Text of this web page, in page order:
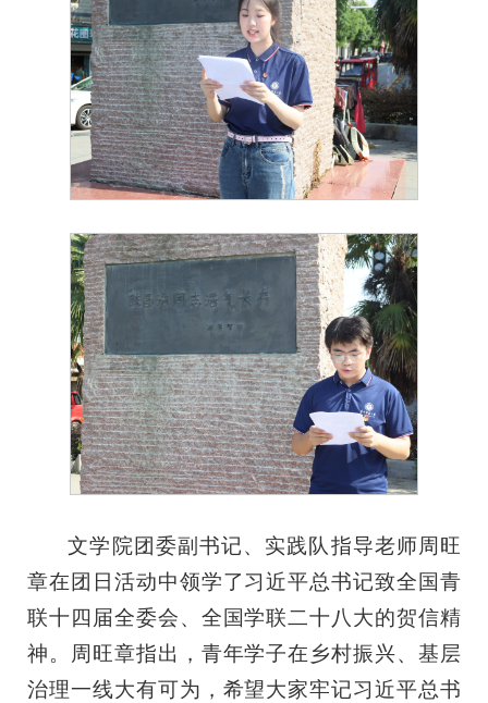
文学院团委副书记、实践队指导老师周旺
章在团日活动中领学了习近平总书记致全国青
联十四届全委会、全国学联二十八大的贺信精
神。周旺章指出，青年学子在乡村振兴、基层
治理一线大有可为，希望大家牢记习近平总书